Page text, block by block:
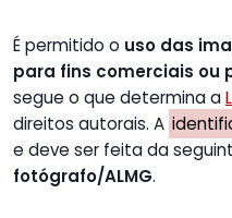
É permitido o uso das
para fins comerciais ou
segue o que determina a
direitos autorais. A
e deve ser feita da
fotógrafo/ALMG.